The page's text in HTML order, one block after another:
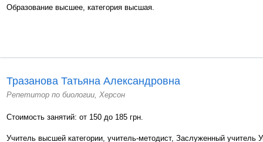
Образование высшее, категория высшая.
Тразанова Татьяна Александровна
Репетитор по биологии, Херсон
Стоимость занятий: от 150 до 185 грн.
Учитель высшей категории, учитель-методист, Заслуженный учитель